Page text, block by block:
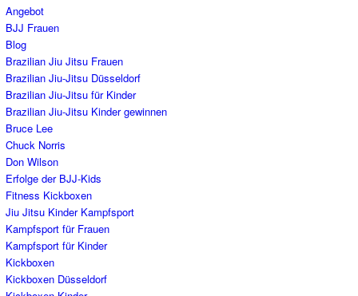
Angebot
BJJ Frauen
Blog
Brazilian Jiu Jitsu Frauen
Brazilian Jiu-Jitsu Düsseldorf
Brazilian Jiu-Jitsu für Kinder
Brazilian Jiu-Jitsu Kinder gewinnen
Bruce Lee
Chuck Norris
Don Wilson
Erfolge der BJJ-Kids
Fitness Kickboxen
Jiu Jitsu Kinder Kampfsport
Kampfsport für Frauen
Kampfsport für Kinder
Kickboxen
Kickboxen Düsseldorf